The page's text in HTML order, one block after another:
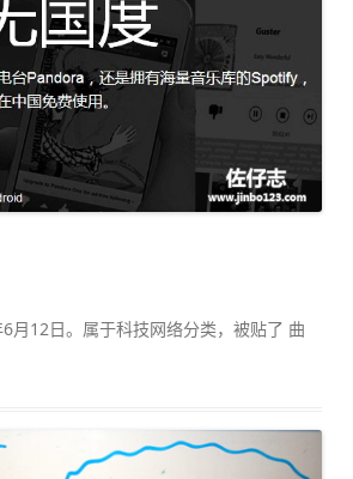
月12日。属于科技网络分类，被贴了 曲